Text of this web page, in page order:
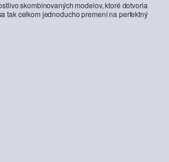
skombinovaných modelov, ktoré dotvoria
tak celkom jednoducho premení na perfektný